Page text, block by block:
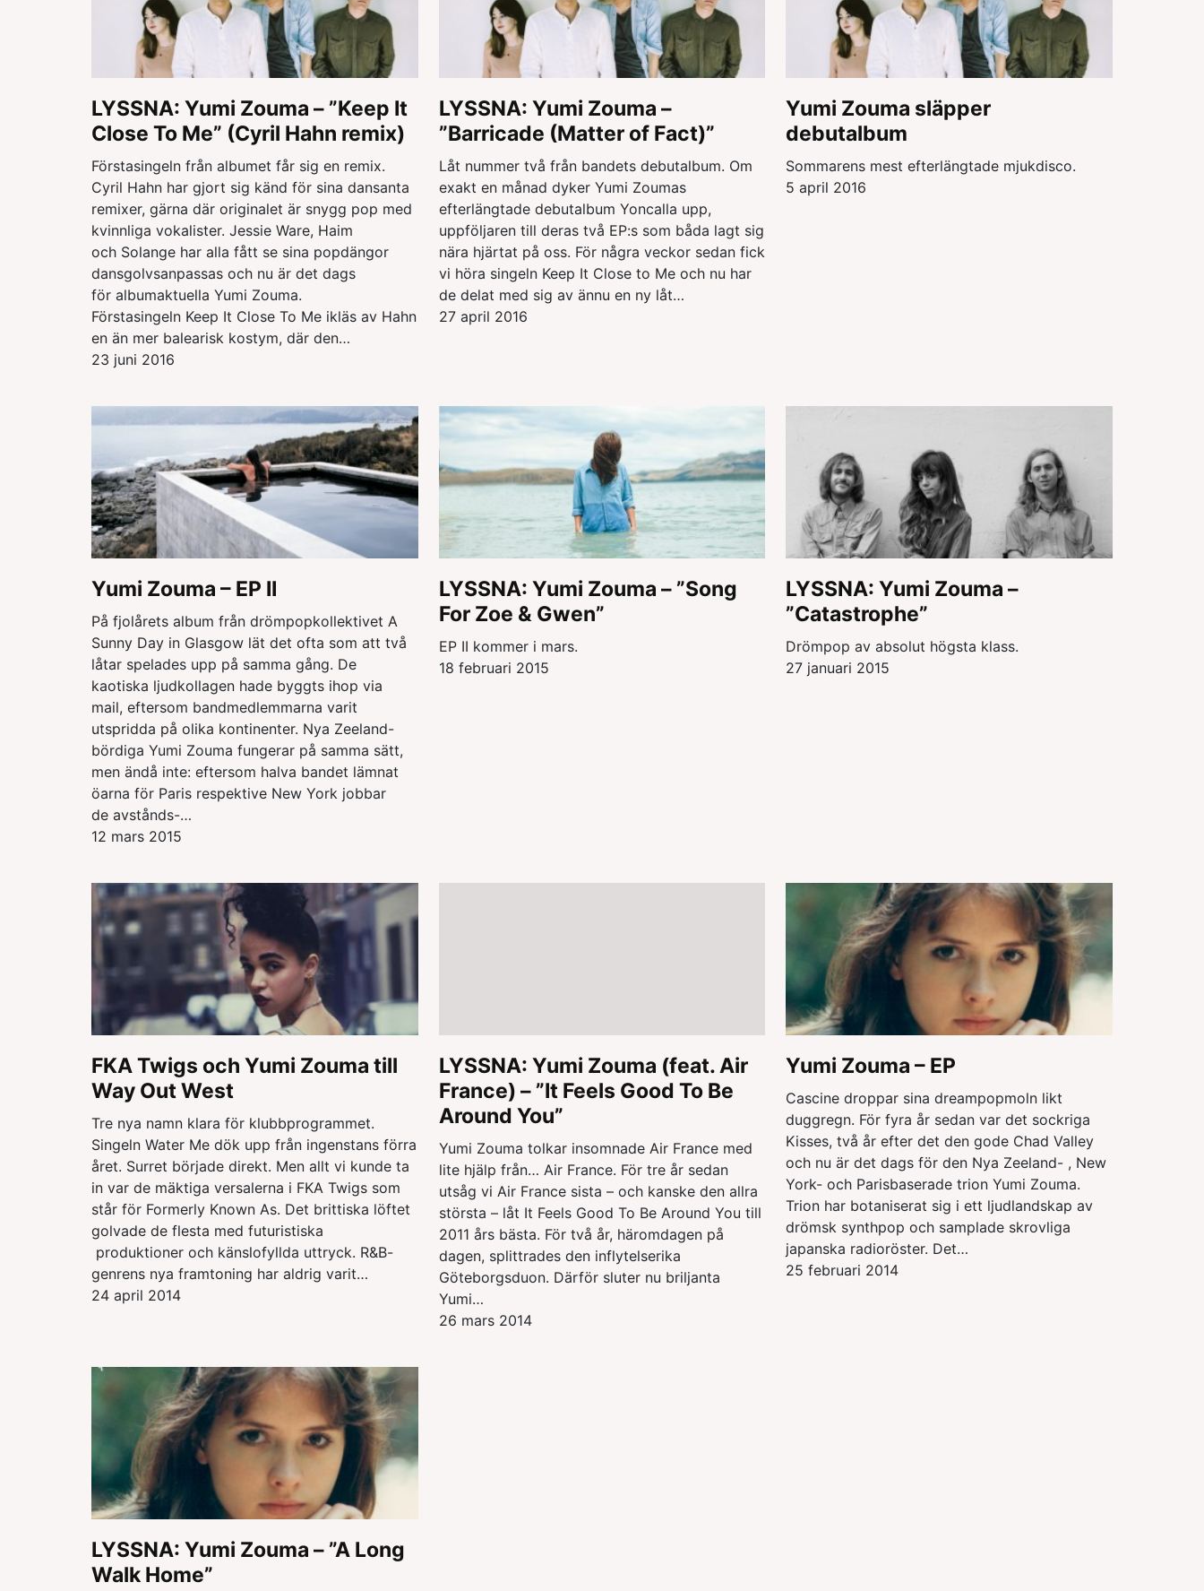
LYSSNA: Yumi Zouma – ”Keep It
Close To Me” (Cyril Hahn remix)
Förstasingeln från albumet får sig en remix.
Cyril Hahn har gjort sig känd för sina dansanta
remixer, gärna där originalet är snygg pop med
kvinnliga vokalister. Jessie Ware, Haim
och Solange har alla fått se sina popdängor
dansgolvsanpassas och nu är det dags
för albumaktuella Yumi Zouma.
Förstasingeln Keep It Close To Me ikläs av Hahn
en än mer balearisk kostym, där den…
23 juni 2016
LYSSNA: Yumi Zouma –
”Barricade (Matter of Fact)”
Låt nummer två från bandets debutalbum. Om
exakt en månad dyker Yumi Zoumas
efterlängtade debutalbum Yoncalla upp,
uppföljaren till deras två EP:s som båda lagt sig
nära hjärtat på oss. För några veckor sedan fick
vi höra singeln Keep It Close to Me och nu har
de delat med sig av ännu en ny låt…
27 april 2016
Yumi Zouma släpper
debutalbum
Sommarens mest efterlängtade mjukdisco.
5 april 2016
Yumi Zouma – EP II
På fjolårets album från drömpopkollektivet A
Sunny Day in Glasgow lät det ofta som att två
låtar spelades upp på samma gång. De
kaotiska ljudkollagen hade byggts ihop via
mail, eftersom bandmedlemmarna varit
utspridda på olika kontinenter. Nya Zeeland-
bördiga Yumi Zouma fungerar på samma sätt,
men ändå inte: eftersom halva bandet lämnat
öarna för Paris respektive New York jobbar
de avstånds-…
12 mars 2015
LYSSNA: Yumi Zouma – ”Song
For Zoe & Gwen”
EP II kommer i mars.
18 februari 2015
LYSSNA: Yumi Zouma –
”Catastrophe”
Drömpop av absolut högsta klass.
27 januari 2015
FKA Twigs och Yumi Zouma till
Way Out West
Tre nya namn klara för klubbprogrammet.
Singeln Water Me dök upp från ingenstans förra
året. Surret började direkt. Men allt vi kunde ta
in var de mäktiga versalerna i FKA Twigs som
står för Formerly Known As. Det brittiska löftet
golvade de flesta med futuristiska
produktioner och känslofyllda uttryck. R&B-
genrens nya framtoning har aldrig varit…
24 april 2014
LYSSNA: Yumi Zouma (feat. Air
France) – ”It Feels Good To Be
Around You”
Yumi Zouma tolkar insomnade Air France med
lite hjälp från… Air France. För tre år sedan
utsåg vi Air France sista – och kanske den allra
största – låt It Feels Good To Be Around You till
2011 års bästa. För två år, häromdagen på
dagen, splittrades den inflytelserika
Göteborgsduon. Därför sluter nu briljanta
Yumi…
26 mars 2014
Yumi Zouma – EP
Cascine droppar sina dreampopmoln likt
duggregn. För fyra år sedan var det sockriga
Kisses, två år efter det den gode Chad Valley
och nu är det dags för den Nya Zeeland- , New
York- och Parisbaserade trion Yumi Zouma.
Trion har botaniserat sig i ett ljudlandskap av
drömsk synthpop och samplade skrovliga
japanska radioröster. Det…
25 februari 2014
LYSSNA: Yumi Zouma – ”A Long
Walk Home”